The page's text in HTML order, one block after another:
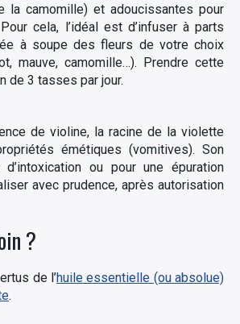
la camomille) et adoucissantes pour
cela, l’idéal est d’infuser à parts
à soupe des fleurs de votre choix
mauve, camomille…). Prendre cette
de 3 tasses par jour.
de violine, la racine de la violette
émétiques (vomitives). Son
ou pour une épuration
avec prudence, après autorisation
?
de l’huile essentielle (ou absolue)
.